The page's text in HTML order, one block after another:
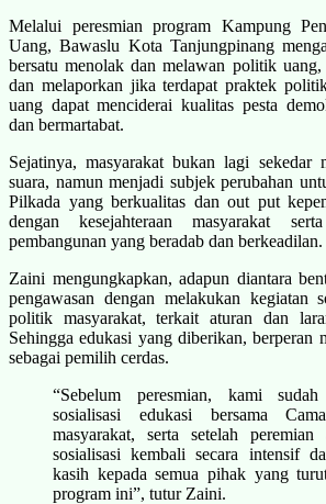
Melalui peresmian program Kampung
Uang, Bawaslu Kota Tanjungpinang
bersatu menolak dan melawan politik uang,
dan melaporkan jika terdapat praktek
uang dapat menciderai kualitas pesta
dan bermartabat.
Sejatinya, masyarakat bukan lagi sekedar
suara, namun menjadi subjek perubahan
Pilkada yang berkualitas dan out put
dengan kesejahteraan masyarakat
pembangunan yang beradab dan berkeadilan.
Zaini mengungkapkan, adapun diantara
pengawasan dengan melakukan kegiatan
politik masyarakat, terkait aturan dan
Sehingga edukasi yang diberikan, berperan
sebagai pemilih cerdas.
“Sebelum peresmian, kami
sosialisasi edukasi bersama
masyarakat, serta setelah
sosialisasi kembali secara intensif
kasih kepada semua pihak yang
program ini”, tutur Zaini.